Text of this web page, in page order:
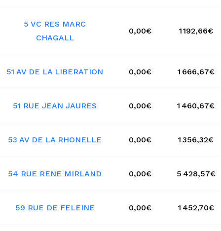
5 VC RES MARC
CHAGALL
0,00€ 1 192,66€
51 AV DE LA LIBERATION 0,00€ 1 666,67€
51 RUE JEAN JAURES 0,00€ 1 460,67€
53 AV DE LA RHONELLE 0,00€ 1 356,32€
54 RUE RENE MIRLAND 0,00€ 5 428,57€
59 RUE DE FELEINE 0,00€ 1 452,70€